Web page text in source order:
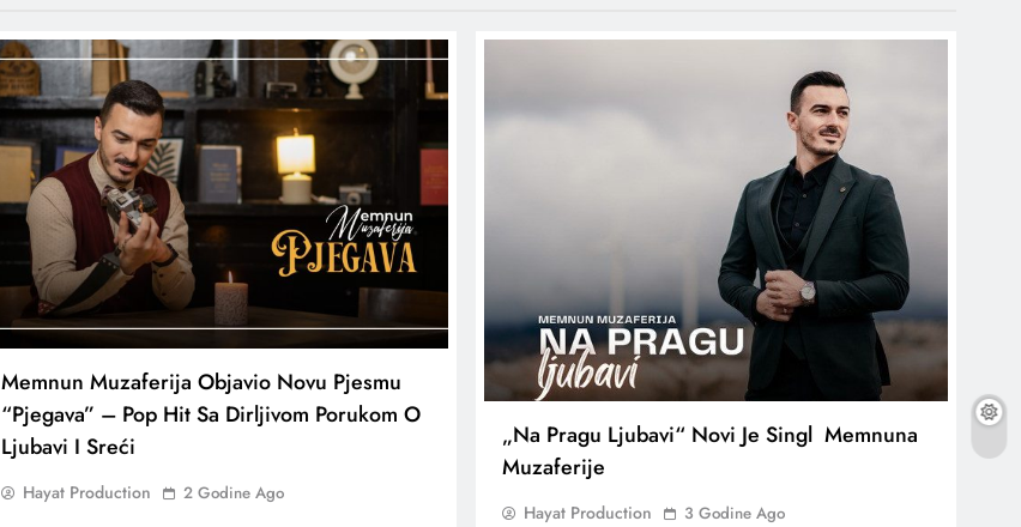
Memnun Muzaferija Objavio Novu Pjesmu
“Pjegava” – Pop Hit Sa Dirljivom Porukom O
Ljubavi I Sreći
Hayat Production 2 Godine Ago
„Na Pragu Ljubavi“ Novi Je Singl Memnuna
Muzaferije
Hayat Production 3 Godine Ago